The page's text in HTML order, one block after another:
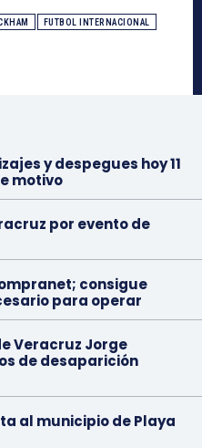
FUTBOL INTERNACIONAL
y despegues hoy 11
motivo
por evento de
consigue
para operar
Veracruz Jorge
de desaparición
al municipio de Playa